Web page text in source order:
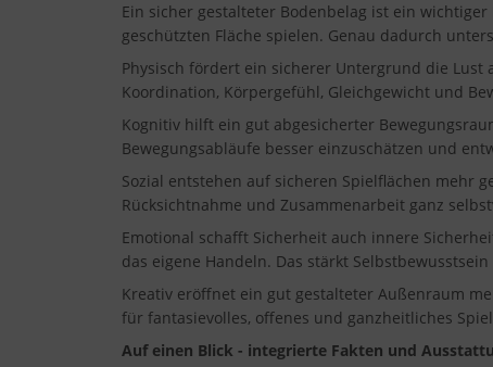
Ein sicher gestalteter Bodenbelag ist ein
geschützten Fläche spielen. Genau dadurch
Physisch fördert ein sicherer Untergrund die
Koordination, Körpergefühl, Gleichgewicht und
Kognitiv hilft ein gut abgesicherter
Bewegungsabläufe besser einzuschätzen und
Sozial entstehen auf sicheren Spielflächen mehr
Rücksichtnahme und Zusammenarbeit ganz
Emotional schafft Sicherheit auch innere
das eigene Handeln. Das stärkt
Kreativ eröffnet ein gut gestalteter Außenraum
für fantasievolles, offenes und ganzheitliches
Auf einen Blick - integrierte Fakten und